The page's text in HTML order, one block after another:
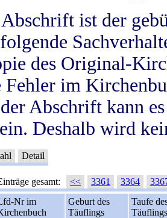
ist der
des Original-
im
Abschrift kann
Deshalb wird
Detail
gesamt: << 3361 3364
Nr im
Geburt des
Täuflings
Taufe
Täuflings